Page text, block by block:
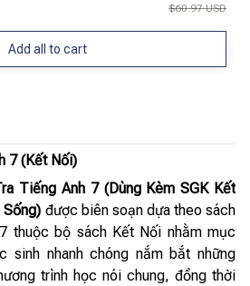
$60.97 USD
Add all to cart
7 (Kết Nối)
Tiếng Anh 7 (Dùng Kèm SGK Kết
được biên soạn dựa theo sách
thuộc bộ sách Kết Nối nhằm mục
sinh nhanh chóng nắm bắt những
trình học nói chung, đồng thời